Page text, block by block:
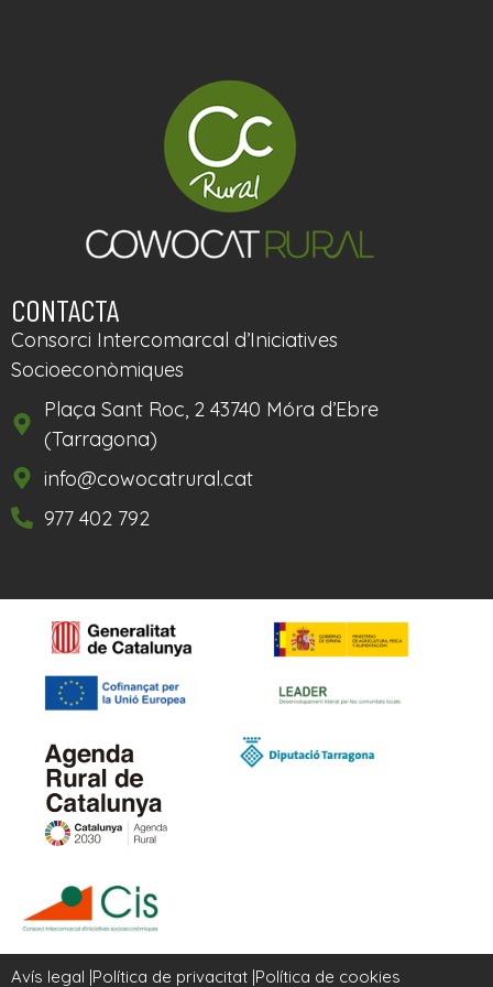
CONTACTA
Consorci Intercomarcal d’Iniciatives
Socioeconòmiques
Plaça Sant Roc, 2 43740 Móra d’Ebre
(Tarragona)
info@cowocatrural.cat
977 402 792
Avís legal |Política de privacitat |Política de cookies